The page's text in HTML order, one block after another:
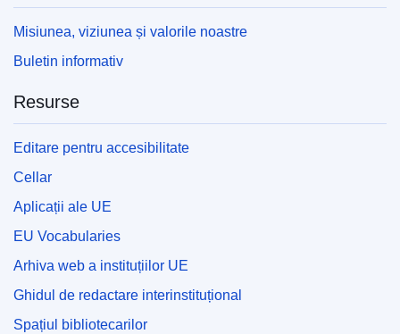
Misiunea, viziunea și valorile noastre
Buletin informativ
Resurse
Editare pentru accesibilitate
Cellar
Aplicații ale UE
EU Vocabularies
Arhiva web a instituțiilor UE
Ghidul de redactare interinstituțional
Spațiul bibliotecarilor